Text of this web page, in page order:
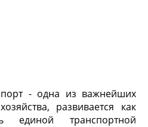
- одна из важнейших
развивается как
единой транспортной